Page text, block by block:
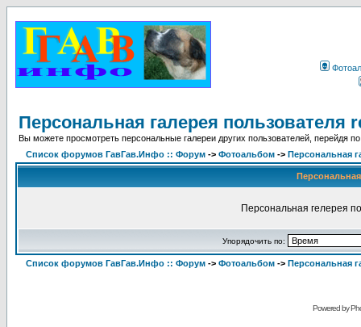
Персональная галерея пользователя
Вы можете просмотреть персональные галереи других пользователей, перейдя
Список форумов ГавГав.Инфо :: Форум -> Фотоальбом -> Персональная
Персональная гелерея
Упорядочить по:
Список форумов ГавГав.Инфо :: Форум -> Фотоальбом -> Персональная
Powered by